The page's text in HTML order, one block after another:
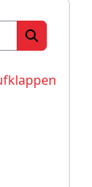
Kurse
Kurse